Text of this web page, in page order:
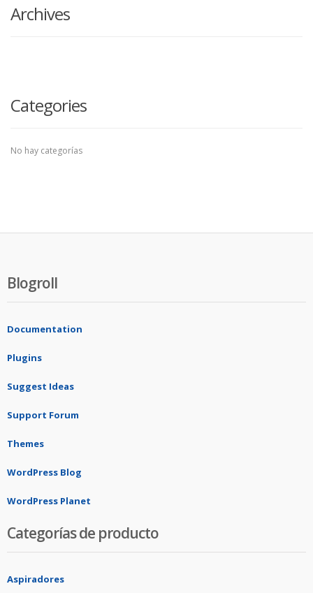
Archives
Categories
No hay categorías
Blogroll
Documentation
Plugins
Suggest Ideas
Support Forum
Themes
WordPress Blog
WordPress Planet
Categorías de producto
Aspiradores